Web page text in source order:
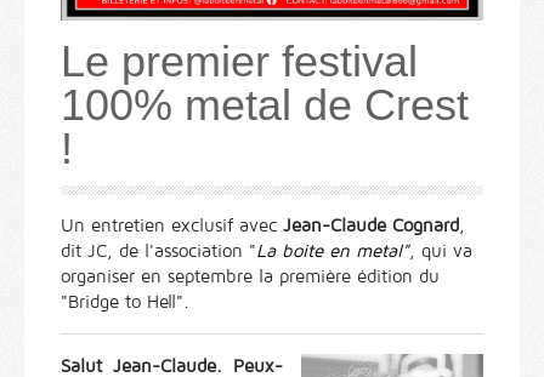
Le premier festival
100% metal de Crest
!
Un entretien exclusif avec Jean-Claude Cognard
dit JC, de l'association "La boite en metal", qui va
organiser en septembre la première édition du
"Bridge to Hell".
Salut Jean-Claude. Peux-